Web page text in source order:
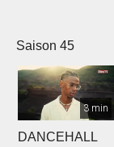
Saison 45
3 min
DANCEHALL